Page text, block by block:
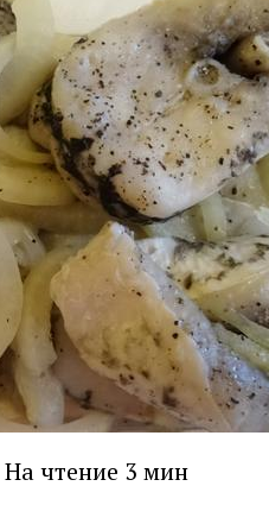
На чтение 3 мин